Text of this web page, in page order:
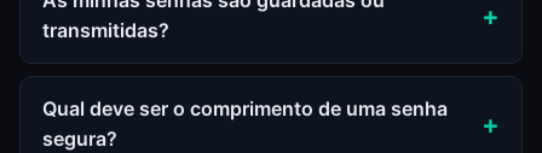
transmitidas?
Qual deve ser o comprimento de uma senha
segura?